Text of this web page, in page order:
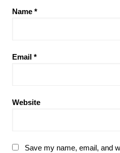
Name *
Email *
Website
Save my name, email, and